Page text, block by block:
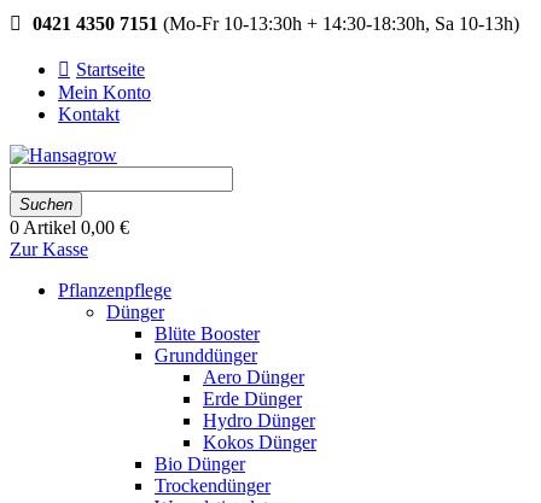
0421 4350 7151 (Mo-Fr 10-13:30h + 14:30-18:30h, Sa 10-13h)
Startseite
Mein Konto
Kontakt
Suchen
0 Artikel 0,00 €
Zur Kasse
Pflanzenpflege
Dünger
Blüte Booster
Grunddünger
Aero Dünger
Erde Dünger
Hydro Dünger
Kokos Dünger
Bio Dünger
Trockendünger